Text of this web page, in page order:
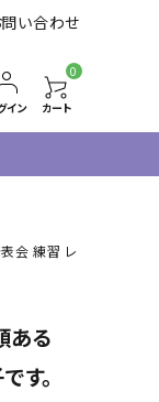
問い合わせ
イン
0
カート
会 練習 レ
ある
す。